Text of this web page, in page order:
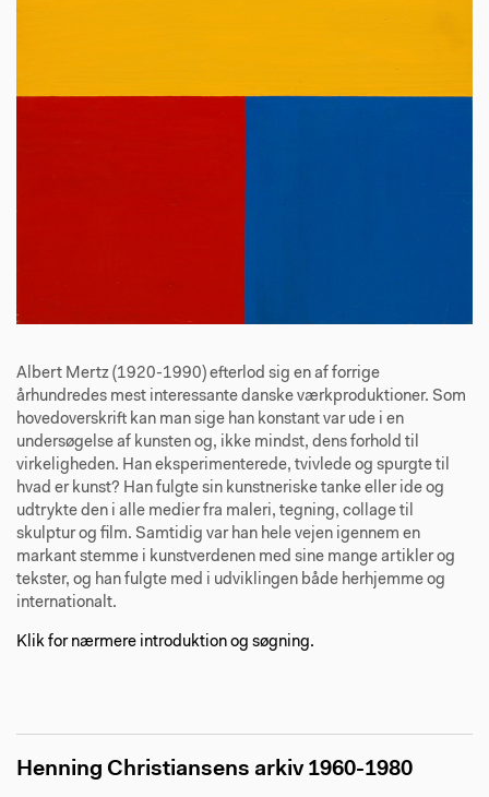
Albert Mertz (1920-1990) efterlod sig en af forrige
århundredes mest interessante danske værkproduktioner. Som
hovedoverskrift kan man sige han konstant var ude i en
undersøgelse af kunsten og, ikke mindst, dens forhold til
virkeligheden. Han eksperimenterede, tvivlede og spurgte til
hvad er kunst? Han fulgte sin kunstneriske tanke eller ide og
udtrykte den i alle medier fra maleri, tegning, collage til
skulptur og film. Samtidig var han hele vejen igennem en
markant stemme i kunstverdenen med sine mange artikler og
tekster, og han fulgte med i udviklingen både herhjemme og
internationalt.
Klik for nærmere introduktion og søgning.
Henning Christiansens arkiv 1960-1980